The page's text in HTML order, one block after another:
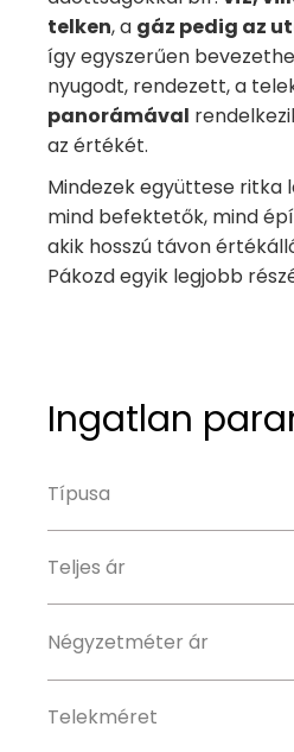
telken, a gáz pedig az
így egyszerűen
nyugodt, rendezett, a
panorámával
az értékét.
Mindezek együttese ritka
mind befektetők, mind
akik hosszú távon
Pákozd egyik legjobb
Ingatlan
Típusa
Teljes ár
Négyzetméter ár
Telekméret